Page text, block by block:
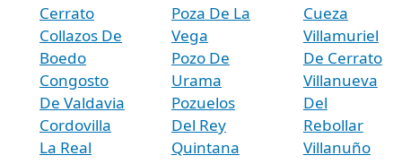
Cerrato
Collazos De
Boedo
Congosto
De Valdavia
Cordovilla
La Real
Poza De La
Vega
Pozo De
Urama
Pozuelos
Del Rey
Quintana
Cueza
Villamuriel
De Cerrato
Villanueva
Del
Rebollar
Villanuño